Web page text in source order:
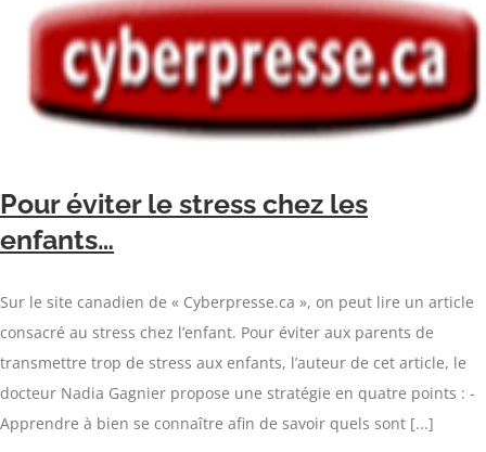
Pour éviter le stress chez les
enfants…
Sur le site canadien de « Cyberpresse.ca », on peut lire un article
consacré au stress chez l’enfant. Pour éviter aux parents de
transmettre trop de stress aux enfants, l’auteur de cet article, le
docteur Nadia Gagnier propose une stratégie en quatre points : -
Apprendre à bien se connaître afin de savoir quels sont [...]